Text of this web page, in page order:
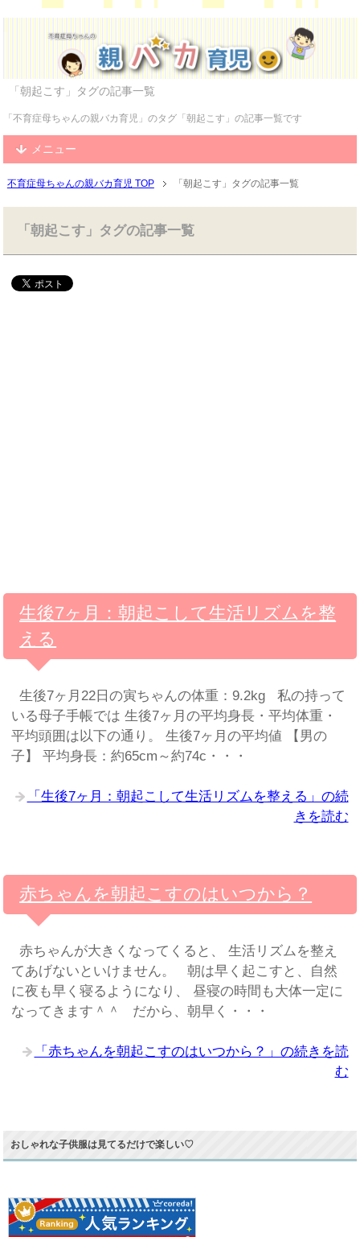
「朝起こす」タグの記事一覧
「不育症母ちゃんの親バカ育児」のタグ「朝起こす」の記事一覧です
メニュー
不育症母ちゃんの親バカ育児 TOP 「朝起こす」タグの記事一覧
「朝起こす」タグの記事一覧
生後7ヶ月：朝起こして生活リズムを整
える
生後7ヶ月22日の寅ちゃんの体重：9.2kg 私の持って
いる母子手帳では 生後7ヶ月の平均身長・平均体重・
平均頭囲は以下の通り。 生後7ヶ月の平均値 【男の
子】 平均身長：約65cm～約74c・・・
「生後7ヶ月：朝起こして生活リズムを整える」の続
きを読む
赤ちゃんを朝起こすのはいつから？
赤ちゃんが大きくなってくると、 生活リズムを整え
てあげないといけません。 朝は早く起こすと、自然
に夜も早く寝るようになり、 昼寝の時間も大体一定に
なってきます＾＾ だから、朝早く・・・
「赤ちゃんを朝起こすのはいつから？」の続きを読
む
おしゃれな子供服は見てるだけで楽しい♡